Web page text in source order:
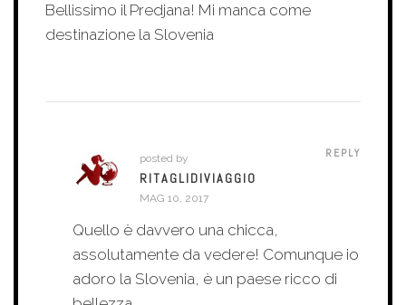
Bellissimo il Predjana! Mi manca come
destinazione la Slovenia
posted by
RITAGLIDIVIAGGIO
MAG 10, 2017
REPLY
Quello è davvero una chicca,
assolutamente da vedere! Comunque io
adoro la Slovenia, è un paese ricco di